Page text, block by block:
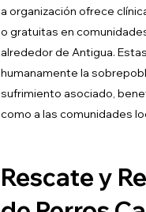
a organización ofrece
o gratuitas en
alrededor de Antigua.
humanamente la
sufrimiento asociado,
como a las comunidades
Rescate y